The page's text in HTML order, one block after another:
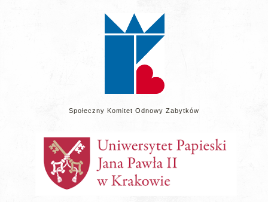
Społeczny Komitet Odnowy Zabytków